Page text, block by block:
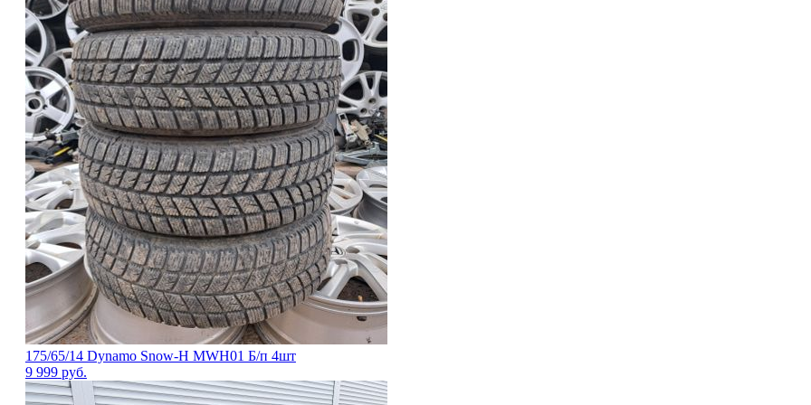
175/65/14 Dynamo Snow-H MWH01 Б/п 4шт
9 999 руб.